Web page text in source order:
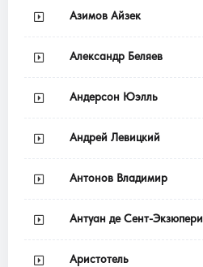
Азимов Айзек
Александр Беляев
Андерсон Юэлль
Андрей Левицкий
Антонов Владимир
Антуан де Сент-Экзюпери
Аристотель